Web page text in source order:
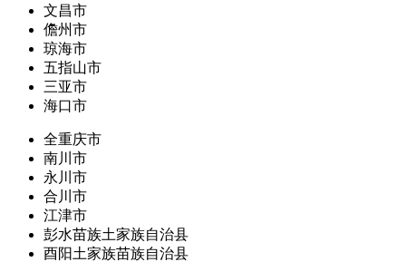
文昌市
儋州市
琼海市
五指山市
三亚市
海口市
全重庆市
南川市
永川市
合川市
江津市
彭水苗族土家族自治县
酉阳土家族苗族自治县